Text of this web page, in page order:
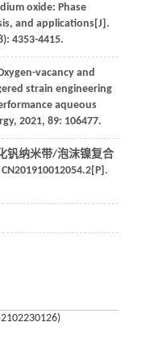
oxide: Phase
and applications[J].
4353-4415.
vacancy and
strain engineering
aqueous
, 2021, 89: 106477.
钒纳米带/泡沫镍复合